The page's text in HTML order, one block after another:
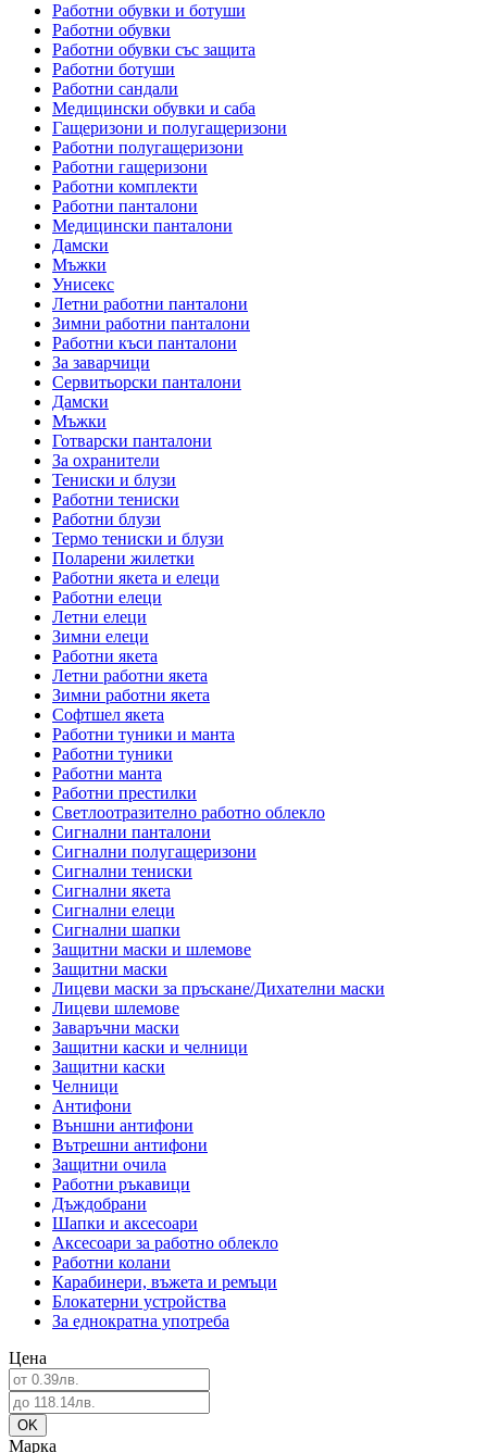
Работни обувки и ботуши
Работни обувки
Работни обувки със защита
Работни ботуши
Работни сандали
Медицински обувки и саба
Гащеризони и полугащеризони
Работни полугащеризони
Работни гащеризони
Работни комплекти
Работни панталони
Медицински панталони
Дамски
Мъжки
Унисекс
Летни работни панталони
Зимни работни панталони
Работни къси панталони
За заварчици
Сервитьорски панталони
Дамски
Мъжки
Готварски панталони
За охранители
Тениски и блузи
Работни тениски
Работни блузи
Термо тениски и блузи
Поларени жилетки
Работни якета и елеци
Работни елеци
Летни елеци
Зимни елеци
Работни якета
Летни работни якета
Зимни работни якета
Софтшел якета
Работни туники и манта
Работни туники
Работни манта
Работни престилки
Светлоотразително работно облекло
Сигнални панталони
Сигнални полугащеризони
Сигнални тениски
Сигнални якета
Сигнални елеци
Сигнални шапки
Защитни маски и шлемове
Защитни маски
Лицеви маски за пръскане/Дихателни маски
Лицеви шлемове
Заваръчни маски
Защитни каски и челници
Защитни каски
Челници
Антифони
Външни антифони
Вътрешни антифони
Защитни очила
Работни ръкавици
Дъждобрани
Шапки и аксесоари
Аксесоари за работно облекло
Работни колани
Карабинери, въжета и ремъци
Блокатерни устройства
За еднократна употреба
Цена
Марка